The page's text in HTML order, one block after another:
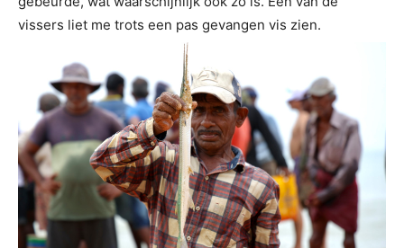
vissers liet me trots een pas gevangen vis zien.